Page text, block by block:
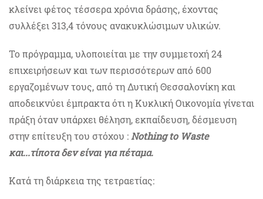
κλείνει φέτος τέσσερα χρόνια δράσης, έχοντας
συλλέξει 313,4 τόνους ανακυκλώσιμων υλικών.
Το πρόγραμμα, υλοποιείται με την συμμετοχή 24
επιχειρήσεων και των περισσότερων από 600
εργαζομένων τους, από τη Δυτική Θεσσαλονίκη και
αποδεικνύει έμπρακτα ότι η Κυκλική Οικονομία γίνεται
πράξη όταν υπάρχει θέληση, εκπαίδευση, δέσμευση
στην επίτευξη του στόχου :Nothing to Waste
και...τίποτα δεν είναι για πέταμα.
Κατά τη διάρκεια της τετραετίας: